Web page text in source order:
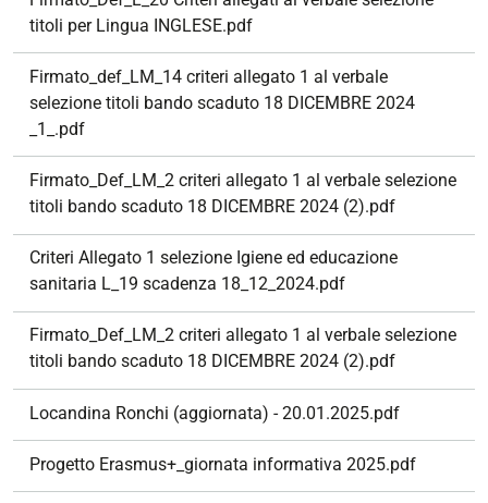
titoli per Lingua INGLESE.pdf
Firmato_def_LM_14 criteri allegato 1 al verbale
selezione titoli bando scaduto 18 DICEMBRE 2024
_1_.pdf
Firmato_Def_LM_2 criteri allegato 1 al verbale selezione
titoli bando scaduto 18 DICEMBRE 2024 (2).pdf
Criteri Allegato 1 selezione Igiene ed educazione
sanitaria L_19 scadenza 18_12_2024.pdf
Firmato_Def_LM_2 criteri allegato 1 al verbale selezione
titoli bando scaduto 18 DICEMBRE 2024 (2).pdf
Locandina Ronchi (aggiornata) - 20.01.2025.pdf
Progetto Erasmus+_giornata informativa 2025.pdf